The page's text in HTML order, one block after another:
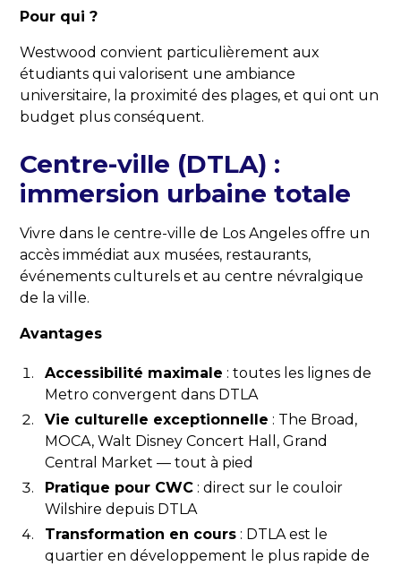
Pour qui ?
Westwood convient particulièrement aux
étudiants qui valorisent une ambiance
universitaire, la proximité des plages, et qui ont un
budget plus conséquent.
Centre-ville (DTLA) :
immersion urbaine totale
Vivre dans le centre-ville de Los Angeles offre un
accès immédiat aux musées, restaurants,
événements culturels et au centre névralgique
de la ville.
Avantages
Accessibilité maximale : toutes les lignes de
Metro convergent dans DTLA
Vie culturelle exceptionnelle : The Broad,
MOCA, Walt Disney Concert Hall, Grand
Central Market — tout à pied
Pratique pour CWC : direct sur le couloir
Wilshire depuis DTLA
Transformation en cours : DTLA est le
quartier en développement le plus rapide de